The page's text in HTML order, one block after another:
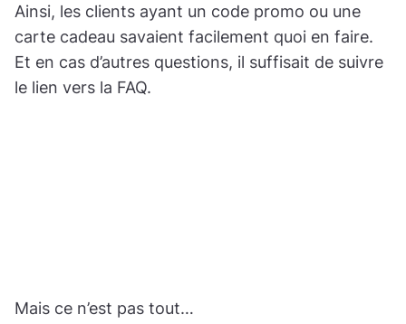
Ainsi, les clients ayant un code promo ou une
carte cadeau savaient facilement quoi en faire.
Et en cas d’autres questions, il suffisait de suivre
le lien vers la FAQ.
Mais ce n’est pas tout…